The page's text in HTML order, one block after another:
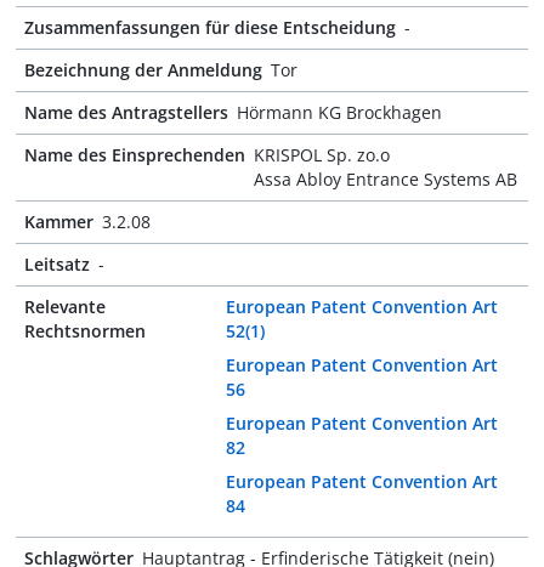
Zusammenfassungen für diese Entscheidung -
Bezeichnung der Anmeldung Tor
Name des Antragstellers Hörmann KG Brockhagen
Name des Einsprechenden KRISPOL Sp. zo.o
Assa Abloy Entrance Systems AB
Kammer 3.2.08
Leitsatz -
Relevante
Rechtsnormen
European Patent Convention Art
52(1)
European Patent Convention Art
56
European Patent Convention Art
82
European Patent Convention Art
84
Schlagwörter Hauptantrag - Erfinderische Tätigkeit (nein)